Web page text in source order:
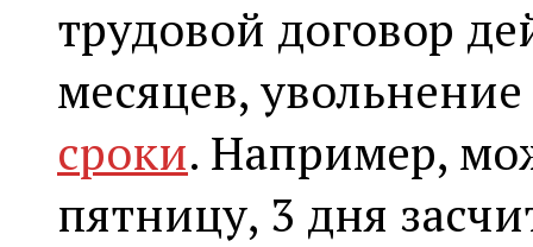
трудовой договор
месяцев,
сроки. Например,
пятницу, 3 дня